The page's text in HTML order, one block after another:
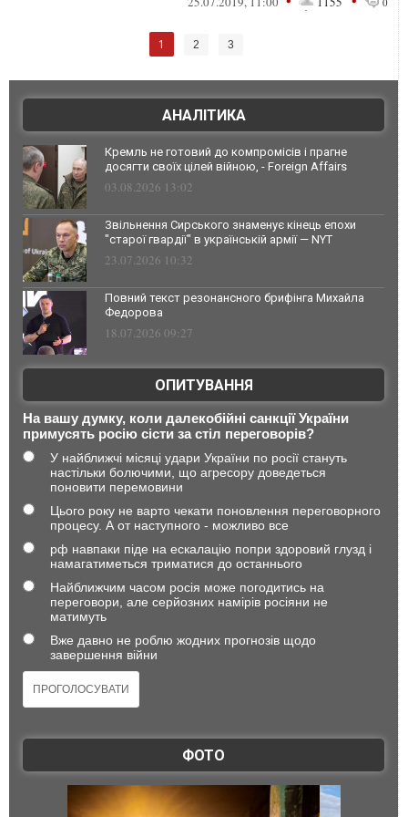
1 2 3
АНАЛІТИКА
Кремль не готовий до компромісів і прагне
досягти своїх цілей війною, - Foreign Affairs
03.08.2026 13:02
Звільнення Сирського знаменує кінець епохи
"старої гвардії" в українській армії — NYT
23.07.2026 10:32
Повний текст резонансного брифінга Михайла
Федорова
18.07.2026 09:27
ОПИТУВАННЯ
На вашу думку, коли далекобійні санкції України
примусять росію сісти за стіл переговорів?
У найближчі місяці удари України по росії стануть
настільки болючими, що агресору доведеться
поновити перемовини
Цього року не варто чекати поновлення переговорного
процесу. А от наступного - можливо все
рф навпаки піде на ескалацію попри здоровий глузд і
намагатиметься триматися до останнього
Найближчим часом росія може погодитись на
переговори, але серйозних намірів росіяни не
матимуть
Вже давно не роблю жодних прогнозів щодо
завершення війни
ФОТО